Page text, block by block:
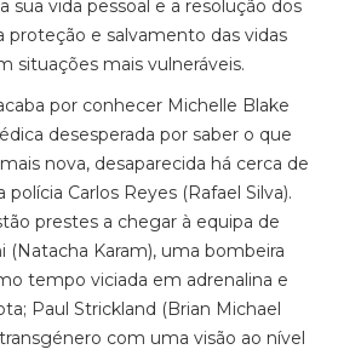
sua vida pessoal e a resolução dos
proteção e salvamento das vidas
situações mais vulneráveis.
por conhecer Michelle Blake
desesperada por saber o que
nova, desaparecida há cerca de
polícia Carlos Reyes (Rafael Silva).
prestes a chegar à equipa de
(Natacha Karam), uma bombeira
tempo viciada em adrenalina e
Paul Strickland (Brian Michael
com uma visão ao nível